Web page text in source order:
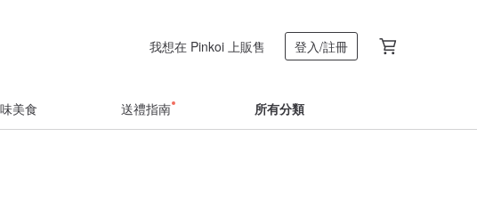
我想在 Pinkoi 上販售 登入/註冊
美食 送禮指南 所有分類